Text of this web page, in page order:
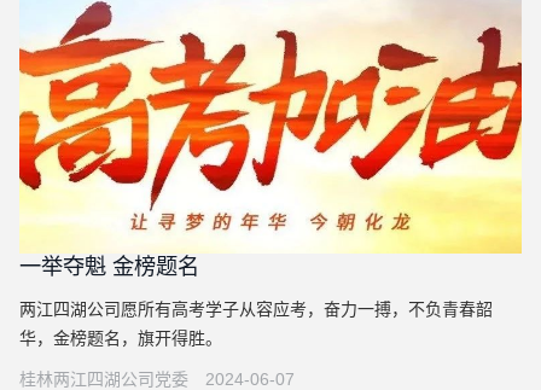
一举夺魁 金榜题名
两江四湖公司愿所有高考学子从容应考，奋力一搏，不负青春韶
华，金榜题名，旗开得胜。
桂林两江四湖公司党委 2024-06-07